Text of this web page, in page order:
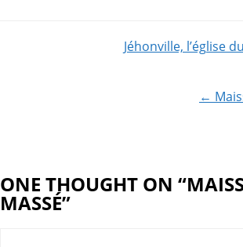
Jéhonville, l’église
←
ONE THOUGHT ON
MASSÉ”